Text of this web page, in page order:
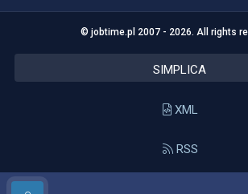
© jobtime.pl 2007 - 2026. All rights
SIMPLICA
XML
RSS